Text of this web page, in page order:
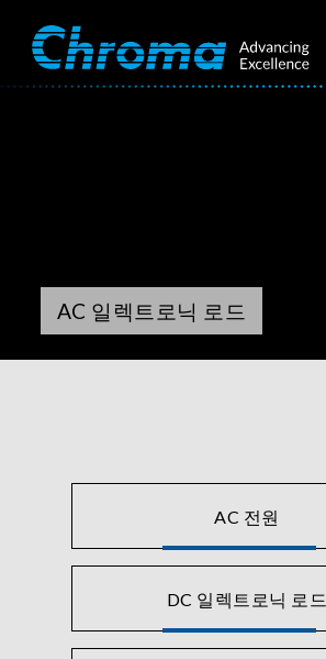
AC 일렉트로닉 로드
AC 전원
DC 일렉트로닉 로드